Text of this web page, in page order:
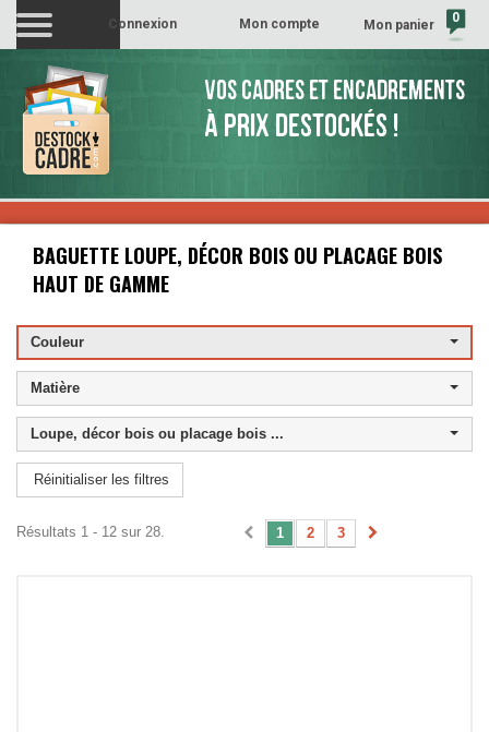
Mon panier 0
Mon compte
Connexion
VOS CADRES ET ENCADREMENTS
À PRIX DESTOCKÉS !
BAGUETTE LOUPE, DÉCOR BOIS OU PLACAGE BOIS
HAUT DE GAMME
Couleur
Matière
Loupe, décor bois ou placage bois ...
Réinitialiser les filtres
1 2 3
Résultats 1 - 12 sur 28.